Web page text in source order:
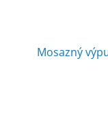
Mosazný